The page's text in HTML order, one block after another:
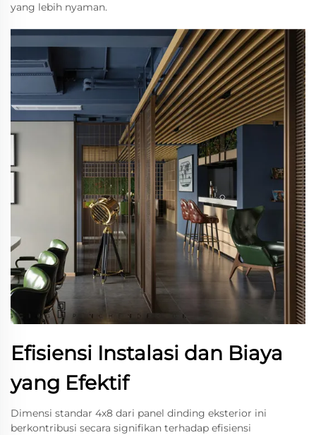
yang lebih nyaman.
Efisiensi Instalasi dan Biaya
yang Efektif
Dimensi standar 4x8 dari panel dinding eksterior ini
berkontribusi secara signifikan terhadap efisiensi